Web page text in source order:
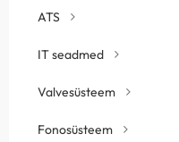
TEHTUD TÖÖD
ATS
IT seadmed
Valvesüsteem
Fonosüsteem